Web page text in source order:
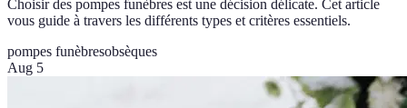
Choisir des pompes funèbres est une décision délicate. Cet article
vous guide à travers les différents types et critères essentiels.
pompes funèbresobsèques
Aug 5